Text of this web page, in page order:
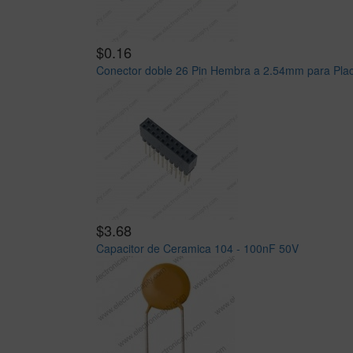
$0.16
Conector doble 26 Pin Hembra a 2.54mm para
$3.68
Capacitor de Ceramica 104 - 100nF 50V